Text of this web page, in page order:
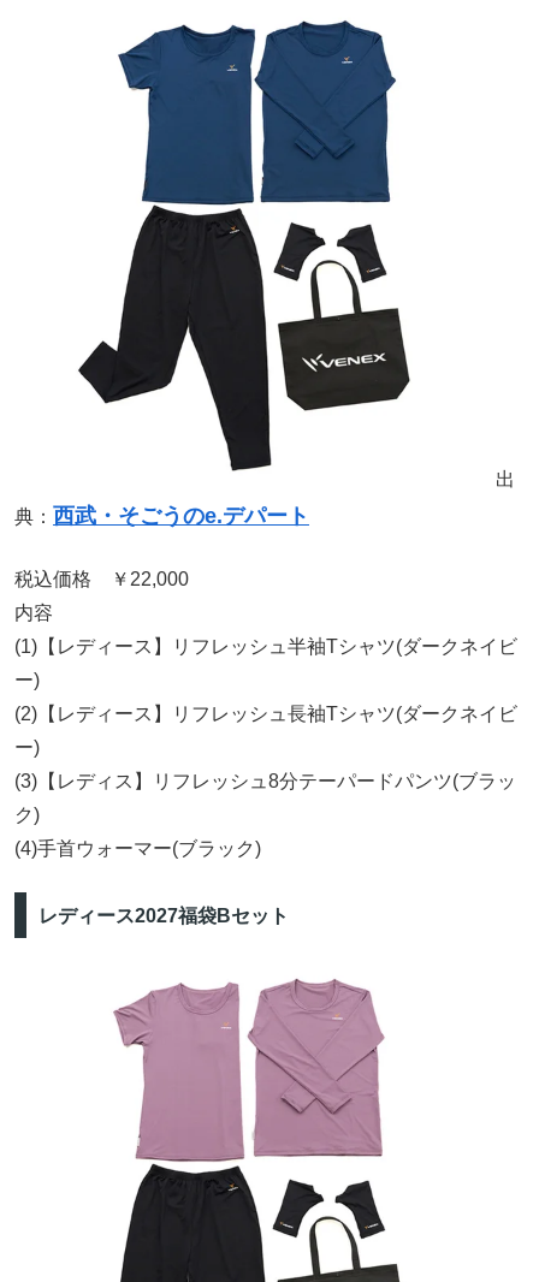
出
典： 西武・そごうのe.デパート
税込価格 ￥22,000
内容
(1)【レディース】リフレッシュ半袖Tシャツ(ダークネイビ
ー)
(2)【レディース】リフレッシュ長袖Tシャツ(ダークネイビ
ー)
(3)【レディス】リフレッシュ8分テーパードパンツ(ブラッ
ク)
(4)手首ウォーマー(ブラック)
レディース2027福袋Bセット